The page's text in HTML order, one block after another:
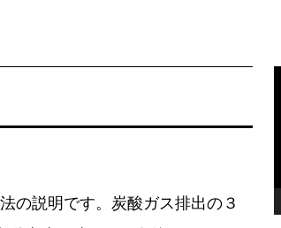
の説明です。炭酸ガス排出の３